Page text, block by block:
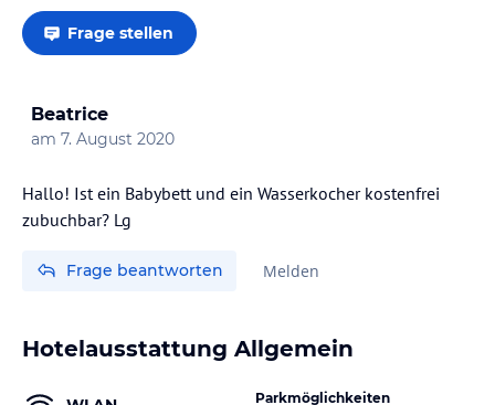
Frage stellen
Beatrice
am 7. August 2020
Hallo! Ist ein Babybett und ein Wasserkocher kostenfrei
zubuchbar? Lg
Frage beantworten Melden
Hotelausstattung Allgemein
Parkmöglichkeiten